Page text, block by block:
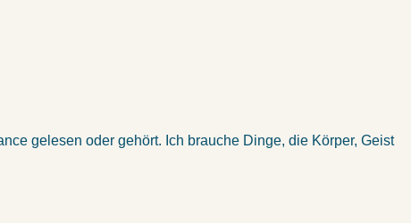
gelesen oder gehört. Ich brauche Dinge, die Körper, Geist